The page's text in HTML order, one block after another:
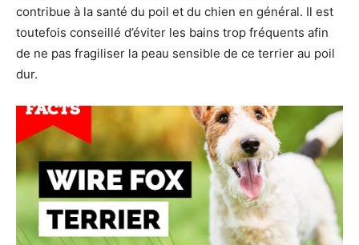
contribue à la santé du poil et du chien en général. Il est
toutefois conseillé d’éviter les bains trop fréquents afin
de ne pas fragiliser la peau sensible de ce terrier au poil
dur.